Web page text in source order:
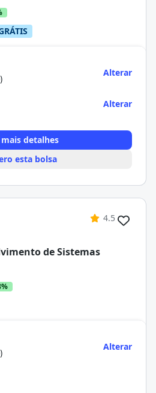
Alterar
Alterar
detalhes
esta bolsa
4.5
de Sistemas
Alterar